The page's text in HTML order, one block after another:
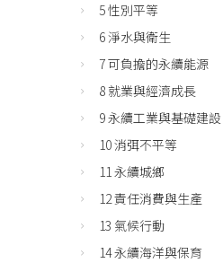
5 性別平等
6 淨水與衛生
7 可負擔的永續能源
8 就業與經濟成長
9 永續工業與基礎建設
10 消弭不平等
11 永續城鄉
12 責任消費與生產
13 氣候行動
14 永續海洋與保育